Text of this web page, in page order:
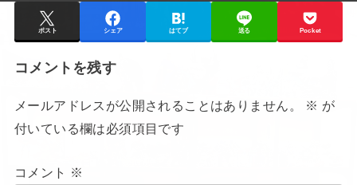
ポスト シェア はてブ 送る Pocket
コメントを残す
メールアドレスが公開されることはありません。 ※ が
付いている欄は必須項目です
コメント ※